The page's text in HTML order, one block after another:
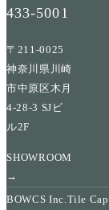
433-5001
〒211-0025
神奈川県川崎
市中原区木月
4-28-3 SJビ
ル2F
SHOWROOM
→
BOWCS Inc.Tile